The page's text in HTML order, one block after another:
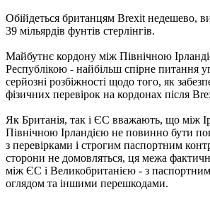
Обійдеться британцям Brexit недешево,
39 мільярдів фунтів стерлінгів.
Майбутнє кордону між Північною
Республікою - найбільш спірне питання
серйозні розбіжності щодо того, як
фізичних перевірок на кордонах після
Як Британія, так і ЄС вважають, що між
Північною Ірландією не повинно бути
з перевірками і строгим паспортним
сторони не домовляться, ця межа
між ЄС і Великобританією - з
оглядом та іншими перешкодами.